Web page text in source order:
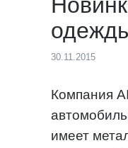
30.11.2015
Компания
имеет